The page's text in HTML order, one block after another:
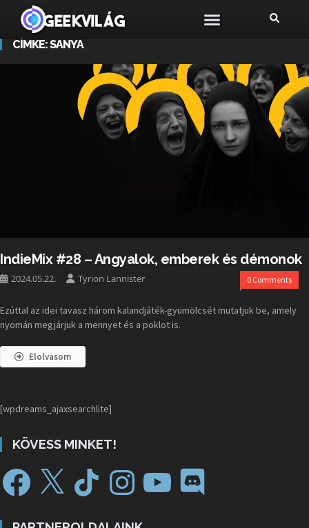
CÍMKE:SANYA
IndieMix #28 – Angyalok, emberek és démonok
2024.05.22. Tyrion Lannister 0 Comments
Ezúttal az idei tavasz három kalandjáték-gyümölcsét mutatjuk be, amely
nyomán megjárjuk a mennyet és a poklot is.
Elolvasom
[wpdreams_ajaxsearchlite]
KÖVESS MINKET!